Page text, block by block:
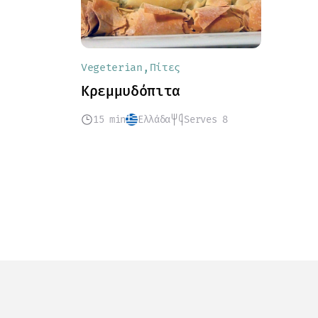
Vegeterian Πίτες
Κρεμμυδόπιτα
15 min Ελλάδα Serves 8